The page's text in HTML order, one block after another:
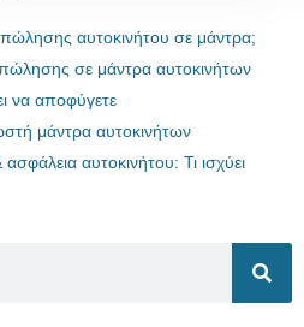
πώλησης αυτοκινήτου σε μάντρα;
σε μάντρα αυτοκινήτων
να αποφύγετε
μάντρα αυτοκινήτων
αυτοκινήτου: Τι ισχύει